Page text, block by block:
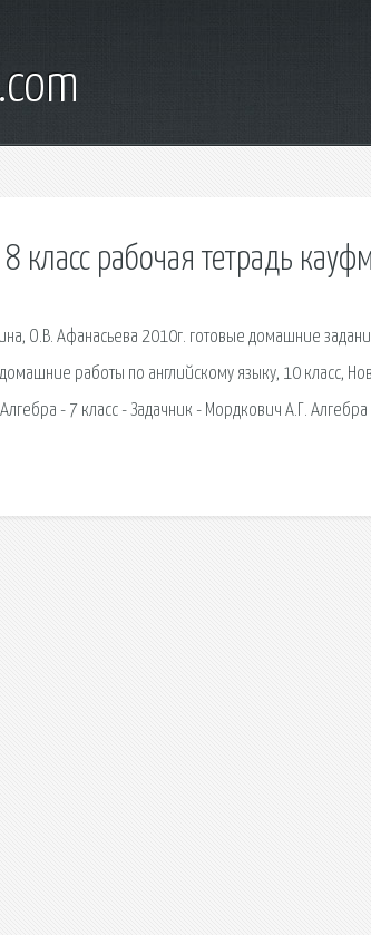
класс рабочая тетрадь
О.В. Афанасьева 2010г. готовые домашние
работы по английскому языку, 10 класс,
- 7 класс - Задачник - Мордкович А.Г. Алгебра